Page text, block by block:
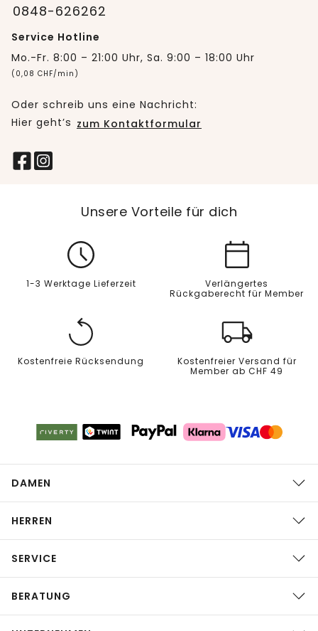
0848-626262
Service Hotline
Mo.-Fr. 8:00 – 21:00 Uhr, Sa. 9:00 – 18:00 Uhr
(0,08 CHF/min)
Oder schreib uns eine Nachricht:
Hier geht’s zum Kontaktformular
Unsere Vorteile für dich
1-3 Werktage Lieferzeit
Verlängertes
Rückgaberecht für Member
Kostenfreie Rücksendung
Kostenfreier Versand für
Member ab CHF 49
DAMEN
HERREN
SERVICE
BERATUNG